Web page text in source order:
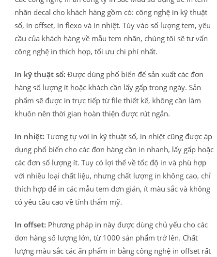
nhãn decal cho khách hàng gồm có: công nghệ in kỹ thuật
số, in offset, in flexo và in nhiệt. Tùy vào số lượng tem, yêu
cầu của khách hàng về mẫu tem nhãn, chúng tôi sẽ tư vấn
công nghệ in thích hợp, tối ưu chi phí nhất.
In kỹ thuật số: Được dùng phổ biến để sản xuất các đơn
hàng số lượng ít hoặc khách cần lấy gấp trong ngày. Sản
phẩm sẽ được in trực tiếp từ file thiết kế, không cần làm
khuôn nên thời gian hoàn thiện được rút ngắn.
In nhiệt: Tương tự với in kỹ thuật số, in nhiệt cũng được áp
dụng phổ biến cho các đơn hàng cần in nhanh, lấy gấp hoặc
các đơn số lượng ít. Tuy có lợi thế về tốc độ in và phù hợp
với nhiều loại chất liệu, nhưng chất lượng in không cao, chỉ
thích hợp để in các mẫu tem đơn giản, ít màu sắc và không
có yêu cầu cao về tính thẩm mỹ.
In offset: Phương pháp in này được dùng chủ yếu cho các
đơn hàng số lượng lớn, từ 1000 sản phẩm trở lên. Chất
lượng màu sắc các ấn phẩm in bằng công nghệ in offset rất